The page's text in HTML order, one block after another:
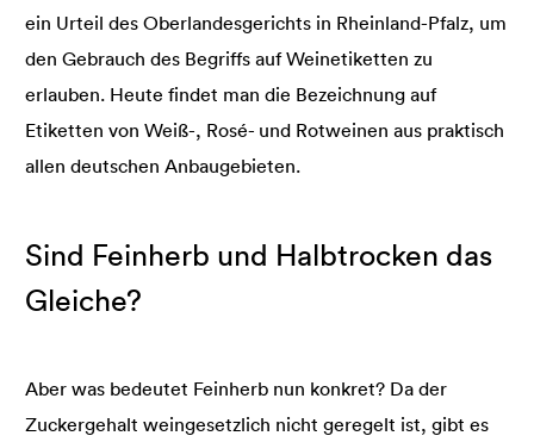
ein Urteil des Oberlandesgerichts in Rheinland-Pfalz, um
den Gebrauch des Begriffs auf Weinetiketten zu
erlauben. Heute findet man die Bezeichnung auf
Etiketten von Weiß-, Rosé- und Rotweinen aus praktisch
allen deutschen Anbaugebieten.
Sind Feinherb und Halbtrocken das
Gleiche?
Aber was bedeutet Feinherb nun konkret? Da der
Zuckergehalt weingesetzlich nicht geregelt ist, gibt es